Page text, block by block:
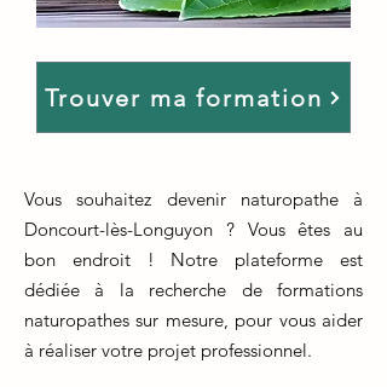
Trouver ma formation
Vous souhaitez devenir naturopathe à
Doncourt-lès-Longuyon ? Vous êtes au
bon endroit ! Notre plateforme est
dédiée à la recherche de formations
naturopathes sur mesure, pour vous aider
à réaliser votre projet professionnel.